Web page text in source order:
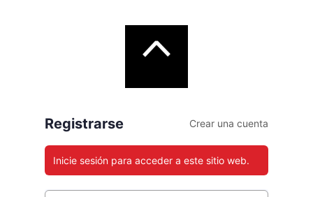
Registrarse Crear una cuenta
Inicie sesión para acceder a este sitio web.